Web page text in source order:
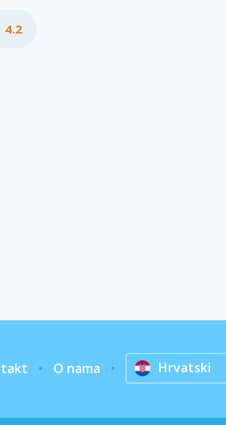
4.2
O nama Hrvatski